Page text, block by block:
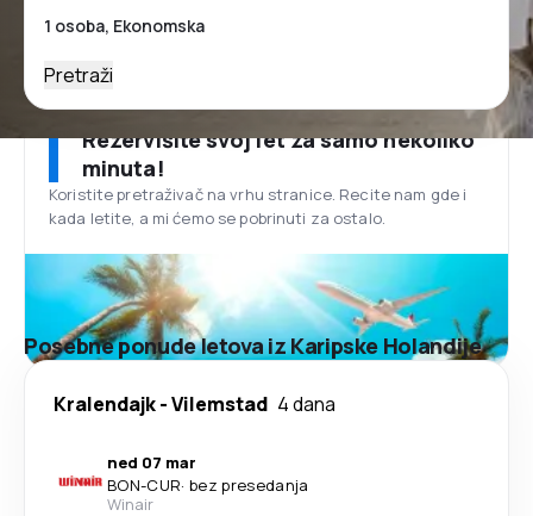
Pretraži
Rezervišite svoj let za samo nekoliko
minuta!
Koristite pretraživač na vrhu stranice. Recite nam gde i
kada letite, a mi ćemo se pobrinuti za ostalo.
Posebne ponude letova iz Karipske Holandije
Kralendajk-Vilemstad 4 dana
ned 07 mar
BON-CUR· bez presedanja
Winair